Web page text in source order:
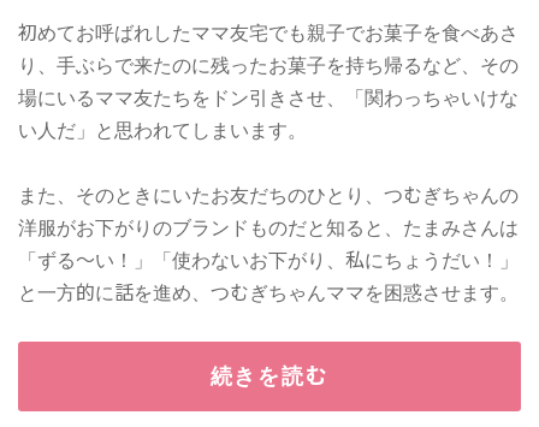
初めてお呼ばれしたママ友宅でも親子でお菓子を食べあさ
り、手ぶらで来たのに残ったお菓子を持ち帰るなど、その
場にいるママ友たちをドン引きさせ、「関わっちゃいけな
い人だ」と思われてしまいます。
また、そのときにいたお友だちのひとり、つむぎちゃんの
洋服がお下がりのブランドものだと知ると、たまみさんは
「ずる～い！」「使わないお下がり、私にちょうだい！」
と一方的に話を進め、つむぎちゃんママを困惑させます。
続きを読む